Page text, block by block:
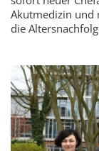
Akutmedizin und
die